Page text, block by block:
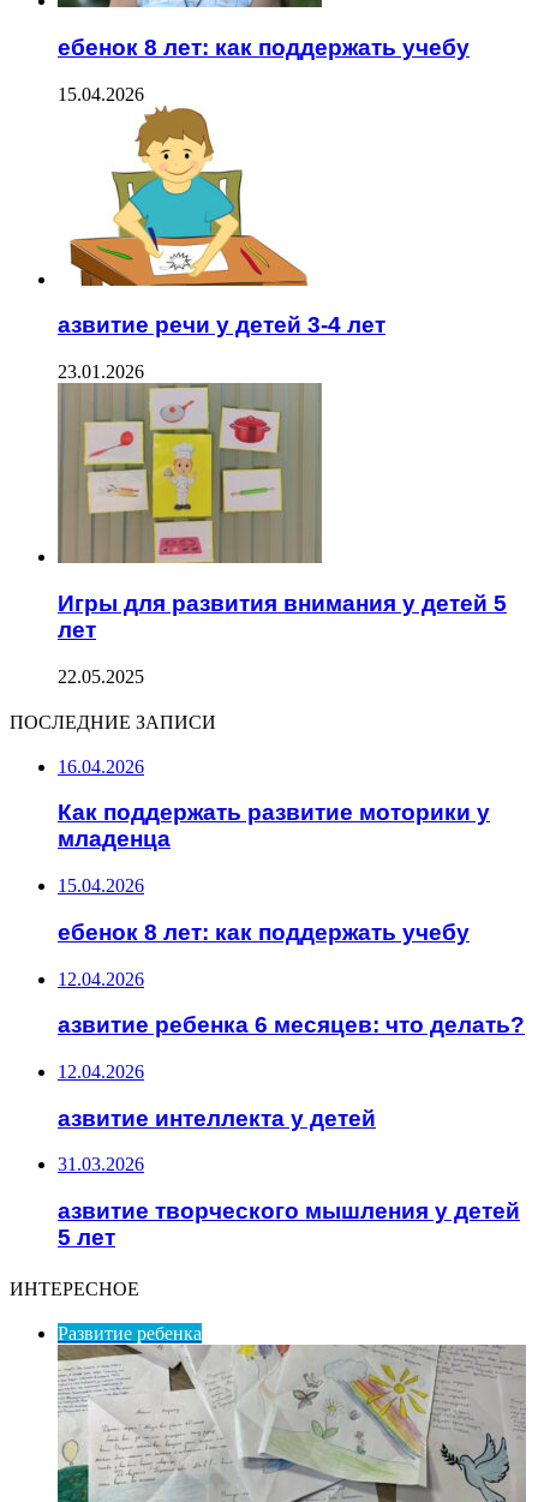
ебенок 8 лет: как поддержать учебу
15.04.2026
азвитие речи у детей 3-4 лет
23.01.2026
Игры для развития внимания у детей 5
лет
22.05.2025
ПОСЛЕДНИЕ ЗАПИСИ
16.04.2026
Как поддержать развитие моторики у
младенца
15.04.2026
ебенок 8 лет: как поддержать учебу
12.04.2026
азвитие ребенка 6 месяцев: что делать?
12.04.2026
азвитие интеллекта у детей
31.03.2026
азвитие творческого мышления у детей
5 лет
ИНТЕРЕСНОЕ
Развитие ребенка